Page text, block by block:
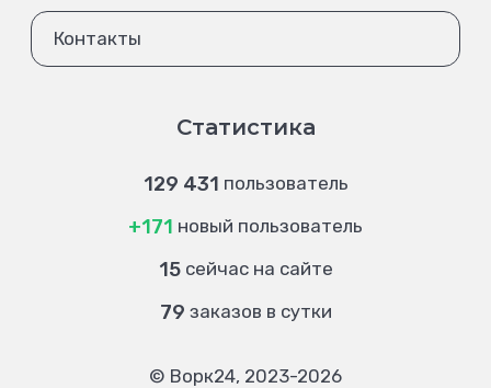
Контакты
Статистика
129 431 пользователь
+171 новый пользователь
15 сейчас на сайте
79 заказов в сутки
© Ворк24, 2023-2026